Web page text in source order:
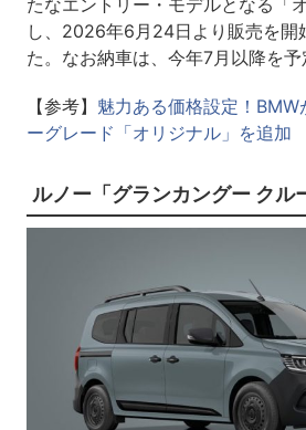
たなエントリー・モデルとなる「
し、2026年6月24日より販売を開
た。なお納車は、今年7月以降を予
【参考】 魅力ある価格設定！BMW
ーグレード「オリジナル」を追加
ルノー「グランカングー クル